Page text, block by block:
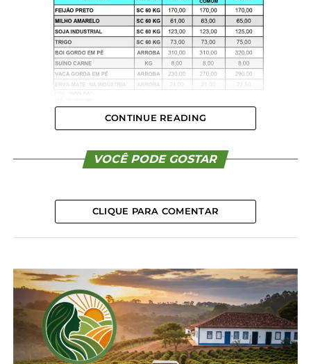
CONTINUE READING
VOCÊ PODE GOSTAR
CLIQUE PARA COMENTAR